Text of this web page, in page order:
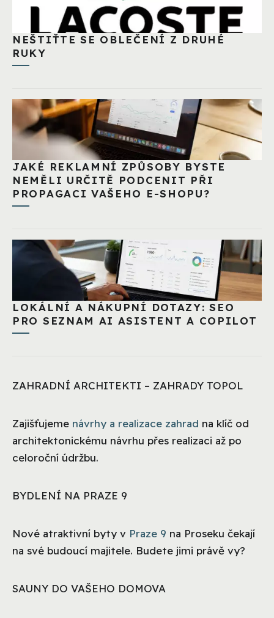
NEŠTIŤTE SE OBLEČENÍ Z DRUHÉ
RUKY
JAKÉ REKLAMNÍ ZPŮSOBY BYSTE
NEMĚLI URČITĚ PODCENIT PŘI
PROPAGACI VAŠEHO E-SHOPU?
LOKÁLNÍ A NÁKUPNÍ DOTAZY: SEO
PRO SEZNAM AI ASISTENT A COPILOT
ZAHRADNÍ ARCHITEKTI – ZAHRADY TOPOL
Zajišťujeme návrhy a realizace zahrad na klíč od
architektonickému návrhu přes realizaci až po
celoroční údržbu.
BYDLENÍ NA PRAZE 9
Nové atraktivní byty v Praze 9 na Proseku čekají
na své budoucí majitele. Budete jimi právě vy?
SAUNY DO VAŠEHO DOMOVA